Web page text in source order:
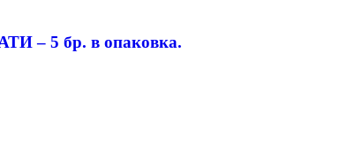
– 5 бр. в опаковка.